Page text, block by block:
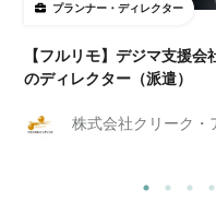
プランナー・ディレクター
【フルリモ】デジマ支援
のディレクター（派遣）
株式会社クリーク・